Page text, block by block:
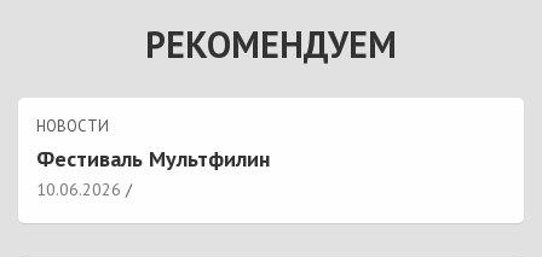
РЕКОМЕНДУЕМ
НОВОСТИ
Фестиваль Мультфилин
10.06.2026